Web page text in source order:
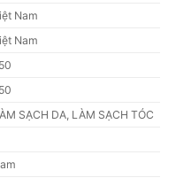
Nam
Nam
SẠCH DA, LÀM SẠCH TÓC